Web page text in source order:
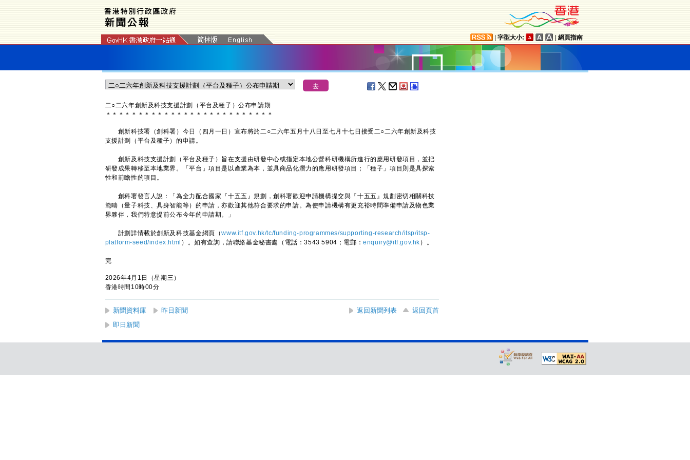
字型大小: 網頁指南
二○二六年創新及科技支援計劃（平台及種子）公布申請期
＊ ＊ ＊ ＊ ＊ ＊ ＊ ＊ ＊ ＊ ＊ ＊ ＊ ＊ ＊ ＊ ＊ ＊ ＊ ＊ ＊ ＊ ＊ ＊ ＊ ＊
創新科技署（創科署）今日（四月一日）宣布將於二○二六年五月十八日至七月十七日接受二○二六年創新及科技
支援計劃（平台及種子）的申請。
創新及科技支援計劃（平台及種子）旨在支援由研發中心或指定本地公營科研機構所進行的應用研發項目，並把
研發成果轉移至本地業界。「平台」項目是以產業為本，並具商品化潛力的應用研發項目；「種子」項目則是具探索
性和前瞻性的項目。
創科署發言人說：「為全力配合國家『十五五』規劃，創科署歡迎申請機構提交與『十五五』規劃密切相關科技
範疇（量子科技、具身智能等）的申請，亦歡迎其他符合要求的申請。為使申請機構有更充裕時間準備申請及物色業
界夥伴，我們特意提前公布今年的申請期。」
計劃詳情載於創新及科技基金網頁（www.itf.gov.hk/tc/funding-programmes/supporting-research/itsp/itsp-
platform-seed/index.html ）。如有查詢，請聯絡基金秘書處（電話：3543 5904；電郵：enquiry@itf.gov.hk ）。
完
2026年4月1日（星期三）
香港時間10時00分
新聞資料庫 昨日新聞 返回新聞列表
返回頁首
即日新聞